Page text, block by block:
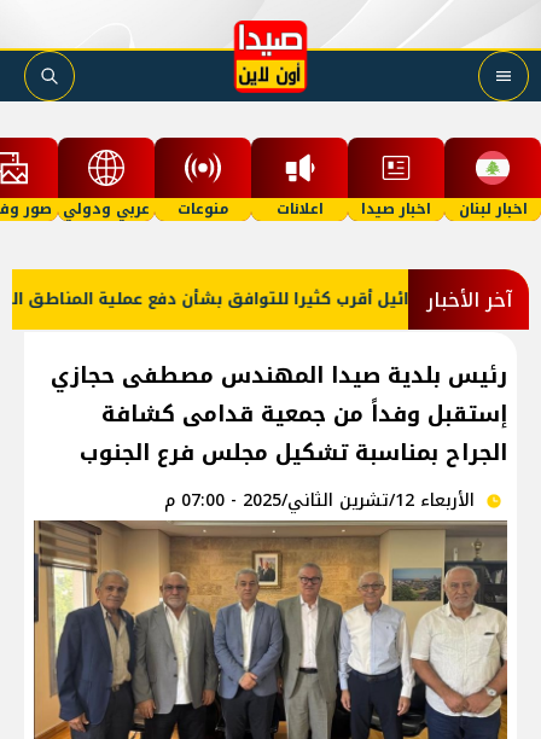
اخبار لبنان اخبار صيدا اعلانات منوعات عربي ودولي صور
آخر الأخبار
لبنان وإسرائيل أقرب كثيرا للتوافق بشأن دفع عملية المناطق
رئيس بلدية صيدا المهندس مصطفى حجازي
إستقبل وفداً من جمعية قدامى كشافة
الجراح بمناسبة تشكيل مجلس فرع الجنوب
الأربعاء 12/تشرين الثاني/2025 - 07:00 م